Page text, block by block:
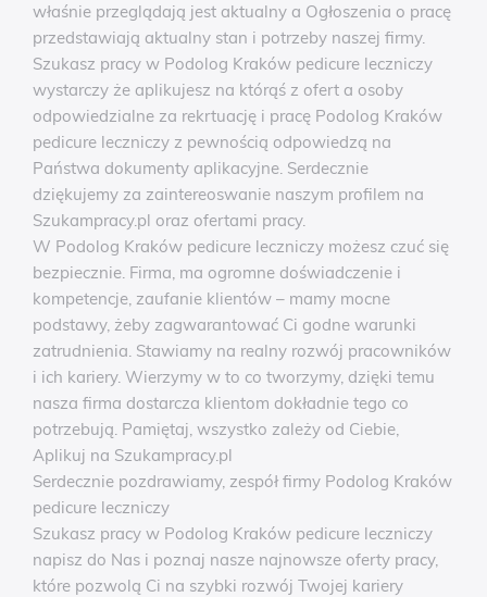
właśnie przeglądają jest aktualny a Ogłoszenia o pracę
przedstawiają aktualny stan i potrzeby naszej firmy.
Szukasz pracy w Podolog Kraków pedicure leczniczy
wystarczy że aplikujesz na którąś z ofert a osoby
odpowiedzialne za rekrtuację i pracę Podolog Kraków
pedicure leczniczy z pewnością odpowiedzą na
Państwa dokumenty aplikacyjne. Serdecznie
dziękujemy za zaintereoswanie naszym profilem na
Szukampracy.pl oraz ofertami pracy.
W Podolog Kraków pedicure leczniczy możesz czuć się
bezpiecznie. Firma, ma ogromne doświadczenie i
kompetencje, zaufanie klientów – mamy mocne
podstawy, żeby zagwarantować Ci godne warunki
zatrudnienia. Stawiamy na realny rozwój pracowników
i ich kariery. Wierzymy w to co tworzymy, dzięki temu
nasza firma dostarcza klientom dokładnie tego co
potrzebują. Pamiętaj, wszystko zależy od Ciebie,
Aplikuj na Szukampracy.pl
Serdecznie pozdrawiamy, zespół firmy Podolog Kraków
pedicure leczniczy
Szukasz pracy w Podolog Kraków pedicure leczniczy
napisz do Nas i poznaj nasze najnowsze oferty pracy,
które pozwolą Ci na szybki rozwój Twojej kariery